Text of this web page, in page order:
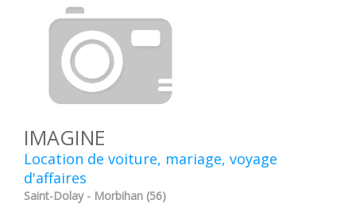
IMAGINE
Location de voiture, mariage, voyage
d'affaires
Saint-Dolay - Morbihan (56)